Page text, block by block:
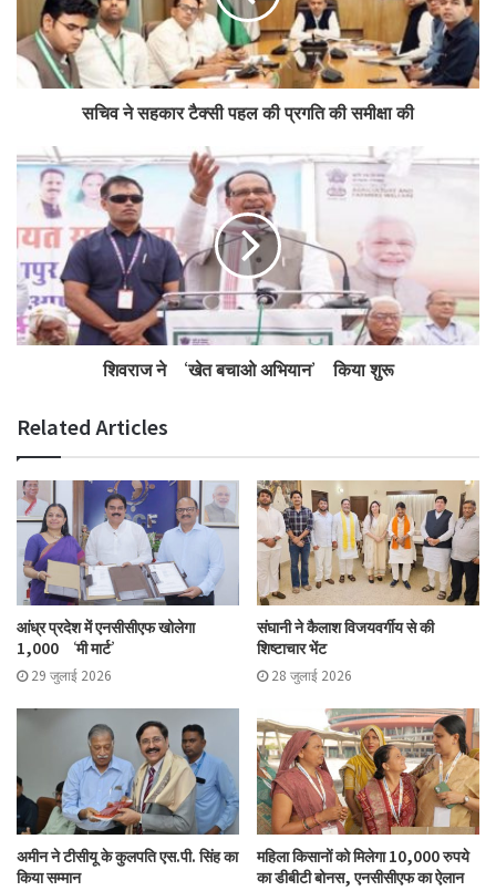
सचिव ने सहकार टैक्सी पहल की प्रगति की समीक्षा की
शिवराज ने ‘खेत बचाओ अभियान’ किया शुरू
Related Articles
आंध्र प्रदेश में एनसीसीएफ खोलेगा
1,000 ‘मी मार्ट’
29 जुलाई 2026
संघानी ने कैलाश विजयवर्गीय से की
शिष्टाचार भेंट
28 जुलाई 2026
अमीन ने टीसीयू के कुलपति एस.पी. सिंह का
किया सम्मान
महिला किसानों को मिलेगा 10,000 रुपये
का डीबीटी बोनस, एनसीसीएफ का ऐलान